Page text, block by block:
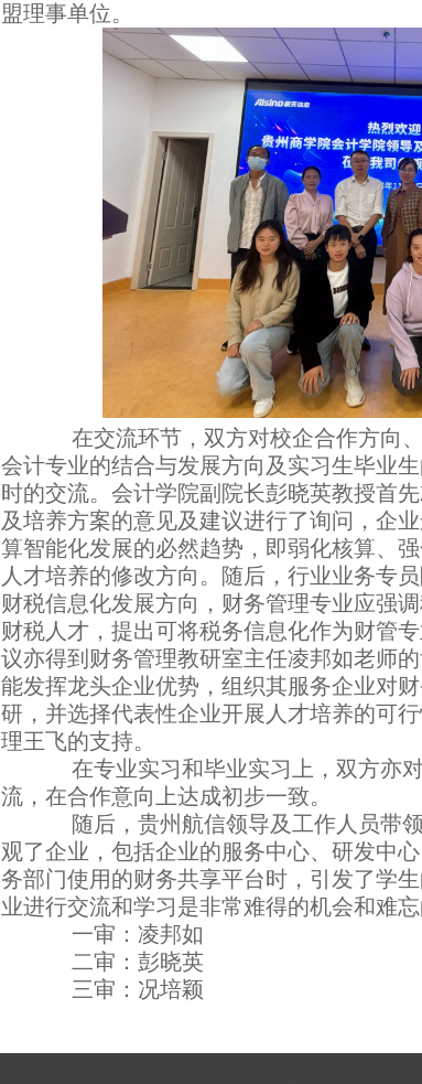
盟理事单位。
在交流环节，双方对校企合作方向、
会计专业的结合与发展方向及实习生毕业
时的交流。会计学院副院长彭晓英教授首
及培养方案的意见及建议进行了询问，企
算智能化发展的必然趋势，即弱化核算、
人才培养的修改方向。随后，行业业务专
财税信息化发展方向，财务管理专业应强
财税人才，提出可将税务信息化作为财管
议亦得到财务管理教研室主任凌邦如老师
能发挥龙头企业优势，组织其服务企业对
研，并选择代表性企业开展人才培养的可
理王飞的支持。
在专业实习和毕业实习上，双方亦对
流，在合作意向上达成初步一致。
随后，贵州航信领导及工作人员带领
观了企业，包括企业的服务中心、研发中
务部门使用的财务共享平台时，引发了学
业进行交流和学习是非常难得的机会和难忘
一审：凌邦如
二审：彭晓英
三审：况培颖